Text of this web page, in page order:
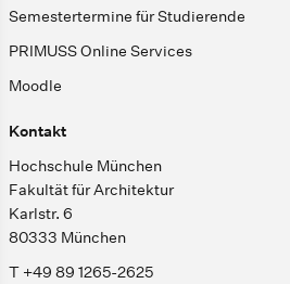
Semestertermine für Studierende
PRIMUSS Online Services
Moodle
Kontakt
Hochschule München
Fakultät für Architektur
Karlstr. 6
80333 München
T +49 89 1265-2625